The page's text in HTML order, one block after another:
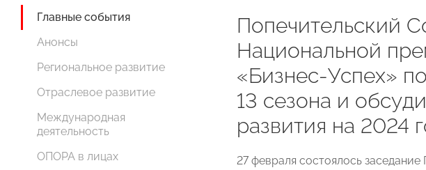
Главные события
Анонсы
Региональное развитие
Отраслевое развитие
Международная
деятельность
ОПОРА в лицах
Попечительский
Национальной
«Бизнес-Успех»
13 сезона и
развития на 2024
27 февраля состоялось заседание